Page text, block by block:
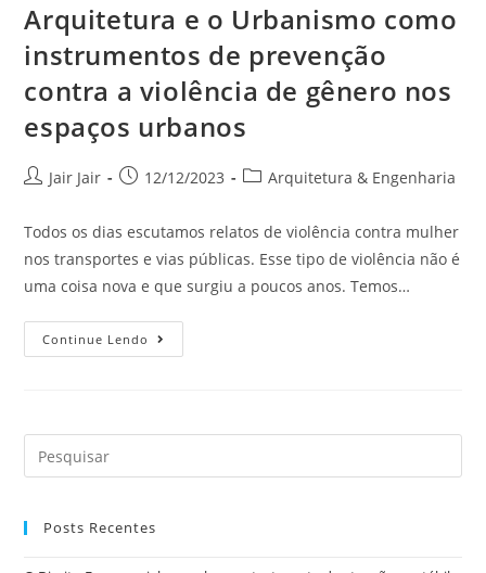
Arquitetura e o Urbanismo como
instrumentos de prevenção
contra a violência de gênero nos
espaços urbanos
Jair Jair 12/12/2023 Arquitetura & Engenharia
Todos os dias escutamos relatos de violência contra mulher
nos transportes e vias públicas. Esse tipo de violência não é
uma coisa nova e que surgiu a poucos anos. Temos…
Continue Lendo
Posts Recentes